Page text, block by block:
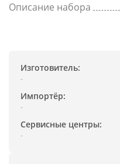
Описание набора
Изготовитель:
-
Импортёр:
-
Сервисные центры:
-